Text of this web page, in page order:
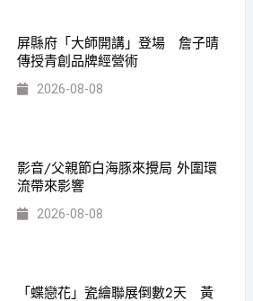
屏縣府「大師開講」登場 詹子晴
傳授青創品牌經營術
2026-08-08
影音/父親節白海豚來攪局 外圍環
流帶來影響
2026-08-08
「蝶戀花」瓷繪聯展倒數2天 黃